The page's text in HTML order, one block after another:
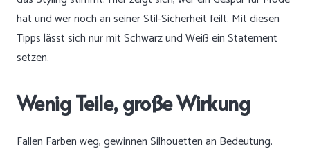
hat und wer noch an seiner Stil-Sicherheit feilt. Mit diesen
Tipps lässt sich nur mit Schwarz und Weiß ein Statement
setzen.
Wenig Teile, große Wirkung
Fallen Farben weg, gewinnen Silhouetten an Bedeutung.